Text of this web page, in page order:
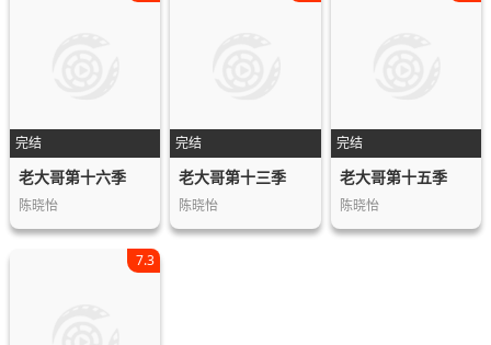
完结
老大哥第十六季
陈晓怡
完结
老大哥第十三季
陈晓怡
完结
老大哥第十五季
陈晓怡
7.3